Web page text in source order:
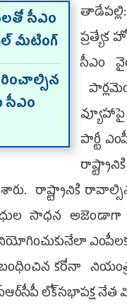
సీఎం
మీటింగ్‌
సీఎం
ప్రత్యేక
సీఎం
పార్టీ
రాష్ట్రానికి
సాధన అజెండాగా
కరోనా
లోక్‌సభాపక్ష నేత